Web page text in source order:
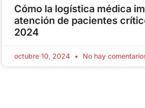
Cómo la logística médica
atención de pacientes
2024
octubre 10, 2024 No hay